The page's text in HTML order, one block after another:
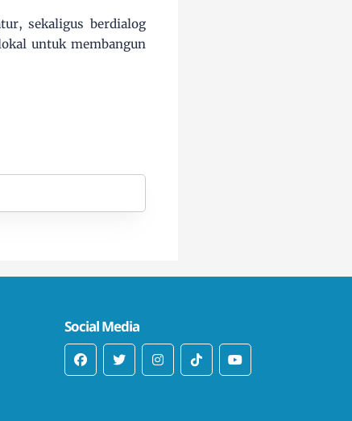
sekaligus berdialog
untuk membangun
Social Media